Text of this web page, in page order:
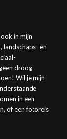
in mijn
en
droog
Wil je mijn
in een
of een fotoreis